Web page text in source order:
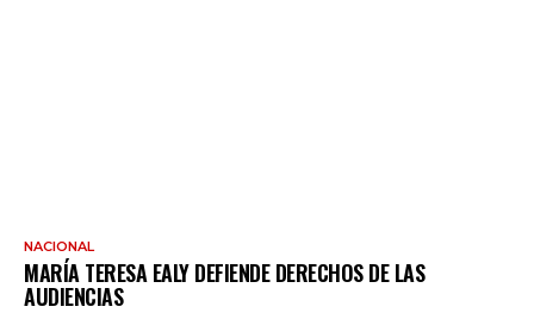
NACIONAL
MARÍA TERESA EALY DEFIENDE DERECHOS DE LAS
AUDIENCIAS